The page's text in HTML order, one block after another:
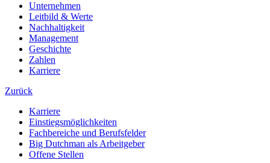
Unternehmen
Leitbild & Werte
Nachhaltigkeit
Management
Geschichte
Zahlen
Karriere
Zurück
Karriere
Einstiegsmöglichkeiten
Fachbereiche und Berufsfelder
Big Dutchman als Arbeitgeber
Offene Stellen